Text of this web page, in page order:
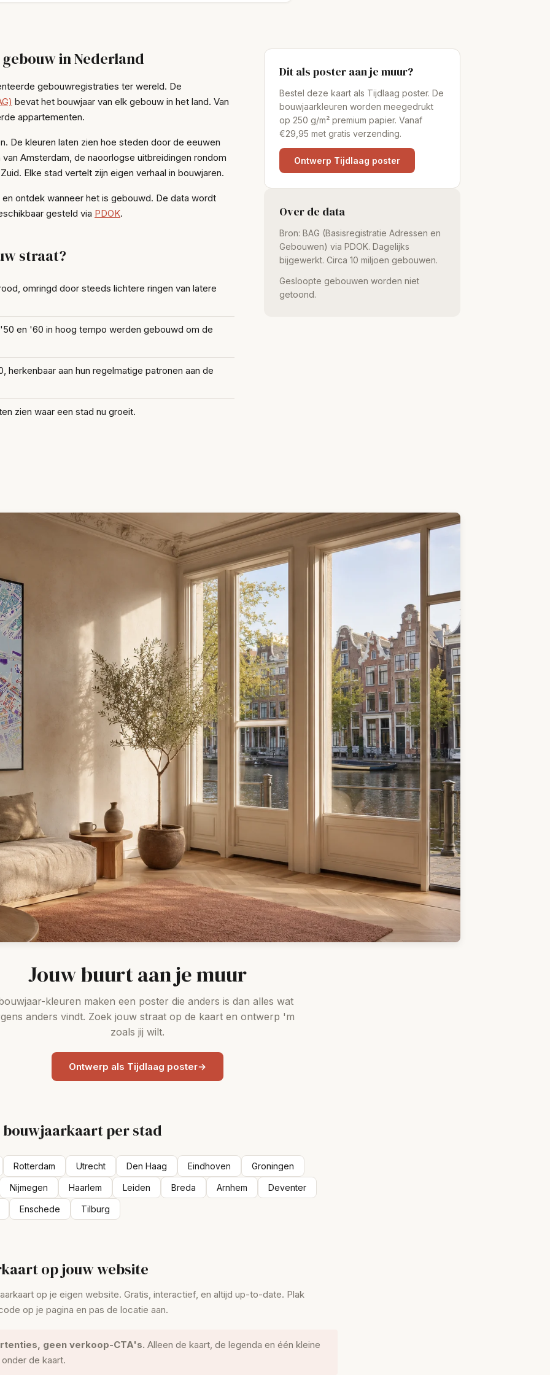
in Nederland
gebouwregistraties ter wereld. De
bevat het bouwjaar van elk gebouw in het land. Van
appartementen.
De kleuren laten zien hoe steden door de eeuwen
Amsterdam, de naoorlogse uitbreidingen rondom
Elke stad vertelt zijn eigen verhaal in bouwjaren.
ontdek wanneer het is gebouwd. De data wordt
gesteld via PDOK.
straat?
omringd door steeds lichtere ringen van latere
en '60 in hoog tempo werden gebouwd om de
aan hun regelmatige patronen aan de
zien waar een stad nu groeit.
Dit als poster aan je muur?
Bestel deze kaart als Tijdlaag poster. De
bouwjaarkleuren worden meegedrukt
op 250 g/m² premium papier. Vanaf
€29,95 met gratis verzending.
Ontwerp Tijdlaag poster
Over de data
Bron: BAG (Basisregistratie Adressen en
Gebouwen) via PDOK. Dagelijks
bijgewerkt. Circa 10 miljoen gebouwen.
Gesloopte gebouwen worden niet
getoond.
Jouw buurt aan je muur
kleuren maken een poster die anders is dan alles wat
anders vindt. Zoek jouw straat op de kaart en ontwerp 'm
zoals jij wilt.
Ontwerp als Tijdlaag poster→
per stad
Rotterdam Utrecht Den Haag Eindhoven Groningen
Nijmegen Haarlem Leiden Breda Arnhem Deventer
Enschede Tilburg
op jouw website
op je eigen website. Gratis, interactief, en altijd up-to-date. Plak
op je pagina en pas de locatie aan.
geen verkoop-CTA's. Alleen de kaart, de legenda en één kleine
de kaart.